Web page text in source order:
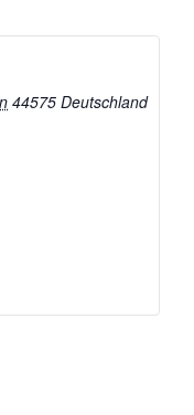
44575 Deutschland